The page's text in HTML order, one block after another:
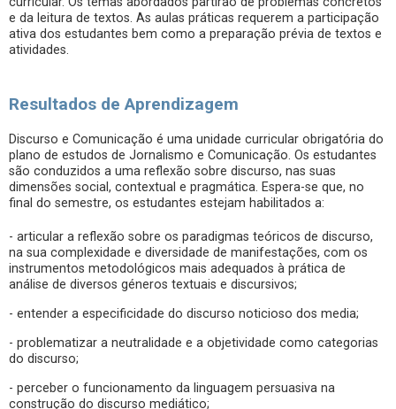
e da leitura de textos. As aulas práticas requerem a participação
ativa dos estudantes bem como a preparação prévia de textos e
atividades.
Resultados de Aprendizagem
Discurso e Comunicação é uma unidade curricular obrigatória do
plano de estudos de Jornalismo e Comunicação. Os estudantes
são conduzidos a uma reflexão sobre discurso, nas suas
dimensões social, contextual e pragmática. Espera-se que, no
final do semestre, os estudantes estejam habilitados a:
- articular a reflexão sobre os paradigmas teóricos de discurso,
na sua complexidade e diversidade de manifestações, com os
instrumentos metodológicos mais adequados à prática de
análise de diversos géneros textuais e discursivos;
- entender a especificidade do discurso noticioso dos media;
- problematizar a neutralidade e a objetividade como categorias
do discurso;
- perceber o funcionamento da linguagem persuasiva na
construção do discurso mediático;